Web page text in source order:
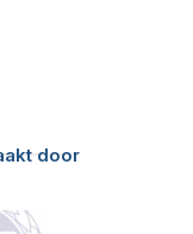
door